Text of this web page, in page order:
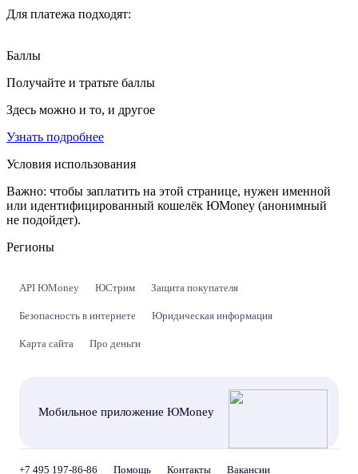
Для платежа подходят:
Баллы
Получайте и тратьте баллы
Здесь можно и то, и другое
Узнать подробнее
Условия использования
Важно: чтобы заплатить на этой странице, нужен именной
или идентифицированный кошелёк ЮMoney (анонимный
не подойдет).
Регионы
API ЮMoney ЮСтрим Защита покупателя
Безопасность в интернете Юридическая информация
Карта сайта Про деньги
Мобильное приложение ЮMoney
+7 495 197-86-86 Помощь Контакты Вакансии